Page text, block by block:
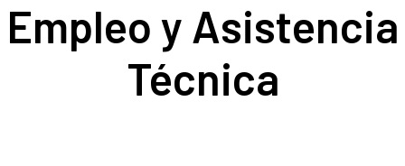
Empleo y Asistencia
Técnica